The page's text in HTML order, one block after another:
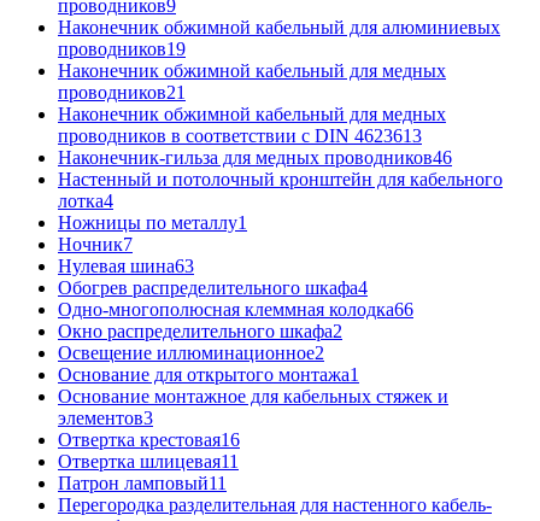
проводников9
Наконечник обжимной кабельный для алюминиевых
проводников19
Наконечник обжимной кабельный для медных
проводников21
Наконечник обжимной кабельный для медных
проводников в соответствии с DIN 4623613
Наконечник-гильза для медных проводников46
Настенный и потолочный кронштейн для кабельного
лотка4
Ножницы по металлу1
Ночник7
Нулевая шина63
Обогрев распределительного шкафа4
Одно-многополюсная клеммная колодка66
Окно распределительного шкафа2
Освещение иллюминационное2
Основание для открытого монтажа1
Основание монтажное для кабельных стяжек и
элементов3
Отвертка крестовая16
Отвертка шлицевая11
Патрон ламповый11
Перегородка разделительная для настенного кабель-